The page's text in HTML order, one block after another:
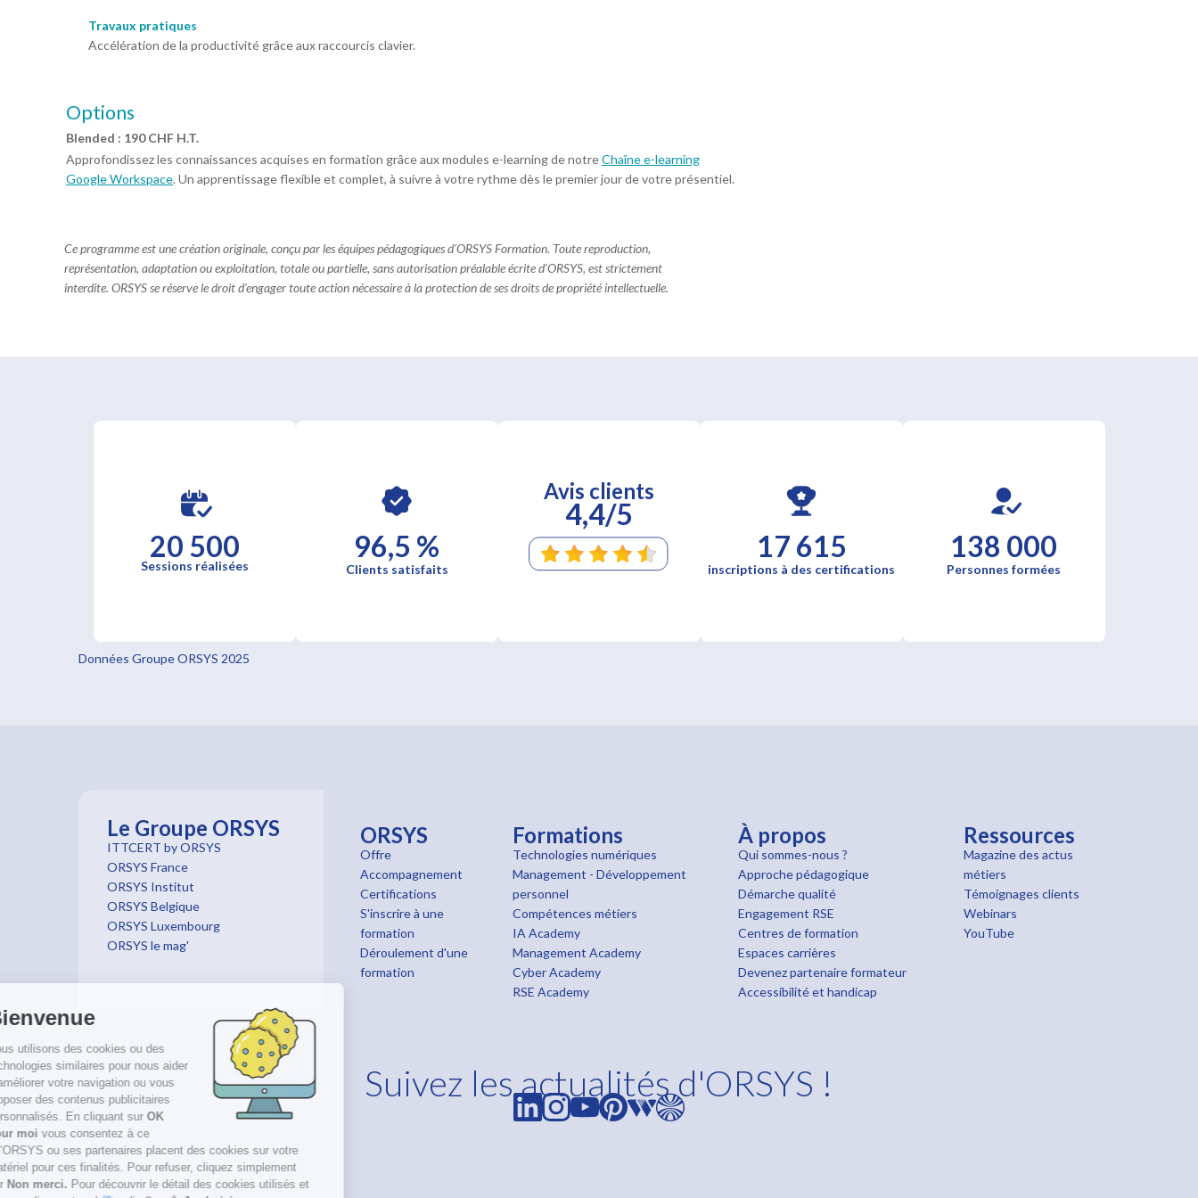
Travaux pratiques
Accélération de la productivité grâce aux raccourcis clavier.
Options
Blended : 190 CHF H.T.
Approfondissez les connaissances acquises en formation grâce aux modules e-learning de notreChaîne e-learning
Google Workspace. Un apprentissage flexible et complet, à suivre à votre rythme dès le premier jour de votre présentiel.
Ce programme est une création originale, conçu par les équipes pédagogiques d'ORSYS Formation. Toute reproduction,
représentation, adaptation ou exploitation, totale ou partielle, sans autorisation préalable écrite d'ORSYS, est strictement
interdite. ORSYS se réserve le droit d'engager toute action nécessaire à la protection de ses droits de propriété intellectuelle.
20 500
Sessions réalisées
96,5 %
Clients satisfaits
Avis clients
4,4/5
17 615
inscriptions à des certifications
138 000
Personnes formées
Données Groupe ORSYS 2025
Le Groupe ORSYS
ITTCERT by ORSYS
ORSYS France
ORSYS Institut
ORSYS Belgique
ORSYS Luxembourg
ORSYS le mag'
ORSYS
Offre
Accompagnement
Certifications
S'inscrire à une
formation
Déroulement d'une
formation
Formations
Technologies numériques
Management - Développement
personnel
Compétences métiers
IA Academy
Management Academy
Cyber Academy
RSE Academy
À propos
Qui sommes-nous ?
Approche pédagogique
Démarche qualité
Engagement RSE
Centres de formation
Espaces carrières
Devenez partenaire formateur
Accessibilité et handicap
Ressources
Magazine des actus
métiers
Témoignages clients
Webinars
YouTube
Suivez les actualités d'ORSYS !
Bienvenue
Nous utilisons des cookies ou des
technologies similaires pour nous aider
à améliorer votre navigation ou vous
proposer des contenus publicitaires
personnalisés. En cliquant sur
pour moivous consentez à ce
qu’ORSYS ou ses partenaires placent des cookies sur votre
matériel pour ces finalités. Pour refuser, cliquez simplement
surNon merci.Pour découvrir le détail des cookies utilisés et